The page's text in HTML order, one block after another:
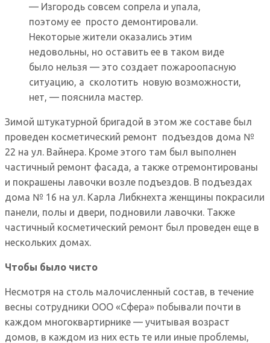
— Изгородь совсем сопрела и упала,
поэтому ее просто демонтировали.
Некоторые жители оказались этим
недовольны, но оставить ее в таком виде
было нельзя — это создает пожароопасную
ситуацию, а сколотить новую возможности,
нет, — пояснила мастер.
Зимой штукатурной бригадой в этом же составе был
проведен косметический ремонт подъездов дома №
22 на ул. Вайнера. Кроме этого там был выполнен
частичный ремонт фасада, а также отремонтированы
и покрашены лавочки возле подъездов. В подъездах
дома № 16 на ул. Карла Либкнехта женщины покрасили
панели, полы и двери, подновили лавочки. Также
частичный косметический ремонт был проведен еще в
нескольких домах.
Чтобы было чисто
Несмотря на столь малочисленный состав, в течение
весны сотрудники ООО «Сфера» побывали почти в
каждом многоквартирнике — учитывая возраст
домов, в каждом из них есть те или иные проблемы,